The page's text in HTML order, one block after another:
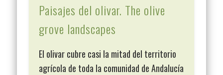
Paisajes del olivar. The olive
grove landscapes
El olivar cubre casi la mitad del territorio
agrícola de toda la comunidad de Andalucía